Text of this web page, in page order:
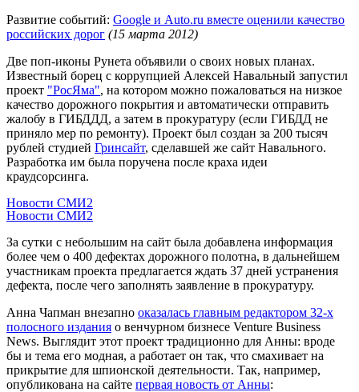
Развитие событий: Google и Auto.ru вместе оценили качество
российских дорог (15 марта 2012)
Две поп-иконы Рунета объявили о своих новых планах.
Известный борец с коррупцией Алексей Навальный запустил
проект "РосЯма", на котором можно пожаловаться на низкое
качество дорожного покрытия и автоматически отправить
жалобу в ГИБДДД, а затем в прокуратуру (если ГИБДД не
приняло мер по ремонту). Проект был создан за 200 тысяч
рублей студией Гринсайт, сделавшей же сайт Навального.
Разработка им была поручена после краха идеи
краудсорсинга.
Новости СМИ2
Новости СМИ2
За сутки с небольшим на сайт была добавлена информация
более чем о 400 дефектах дорожного полотна, в дальнейшем
участникам проекта предлагается ждать 37 дней устранения
дефекта, после чего заполнять заявление в прокуратуру.
Анна Чапман внезапно оказалась главным редактором 32-х
полосного издания о венчурном бизнесе Venture Business
News. Выглядит этот проект традиционно для Анны: вроде
бы и тема его модная, а работает он так, что смахивает на
прикрытие для шпионской деятельности. Так, например,
опубликована на сайте первая новость от Анны: